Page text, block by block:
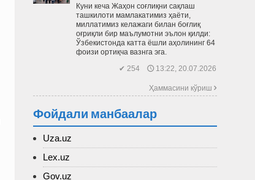
Куни кеча Жаҳон соғлиқни сақлаш
ташкилоти мамлакатимиз ҳаёти,
миллатимиз келажаги билан боғлиқ
оғриқли бир маълумотни эълон қилди:
Ўзбекис­тонда катта ёшли аҳолининг 64
фоизи ортиқча вазнга эга.
✔ 254 🕔 13:22, 20.07.2026
Ҳаммасини кўриш 
Фойдали манбаалар
Uza.uz
Lex.uz
Gov.uz